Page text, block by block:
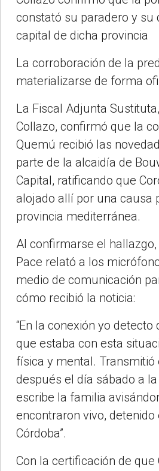
constató su paradero y su
capital de dicha provincia
La corroboración de la
materializarse de forma
La Fiscal Adjunta
Collazo, confirmó que la
Quemú recibió las
parte de la alcaidía de
Capital, ratificando que
alojado allí por una causa
provincia mediterránea.
Al confirmarse el
Pace relató a los
medio de comunicación
cómo recibió la noticia:
“En la conexión yo
que estaba con esta
física y mental. Transmitió
después el día sábado a
escribe la familia
encontraron vivo, detenido
Córdoba”.
Con la certificación de que